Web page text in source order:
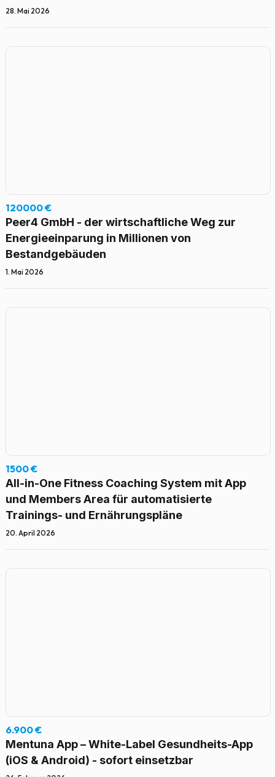
28. Mai 2026
120000 €
Peer4 GmbH - der wirtschaftliche Weg zur
Energieeinparung in Millionen von
Bestandgebäuden
1. Mai 2026
1500 €
All-in-One Fitness Coaching System mit App
und Members Area für automatisierte
Trainings- und Ernährungspläne
20. April 2026
6.900 €
Mentuna App – White-Label Gesundheits-App
(iOS & Android) - sofort einsetzbar